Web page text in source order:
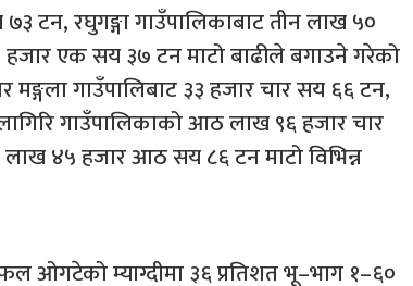
टन, रघुगङ्गा गाउँपालिकाबाट तीन लाख ५०
एक सय ३७ टन माटो बाढीले बगाउने गरेको
गाउँपालिबाट ३३ हजार चार सय ६६ टन,
गाउँपालिकाको आठ लाख ९६ हजार चार
४५ हजार आठ सय ८६ टन माटो विभिन्न
ओगटेको म्याग्दीमा ३६ प्रतिशत भू–भाग १–६०